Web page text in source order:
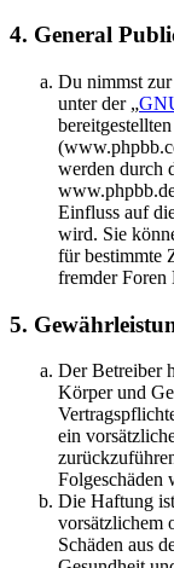
4. General
Du nimmst
unter der „
werden durch
Einfluss auf
wird. Sie
für bestimmte
fremder Foren
5.
Der Betreiber
Körper und
ein
Folgeschäden
Die Haftung
vorsätzlichem
Schäden aus